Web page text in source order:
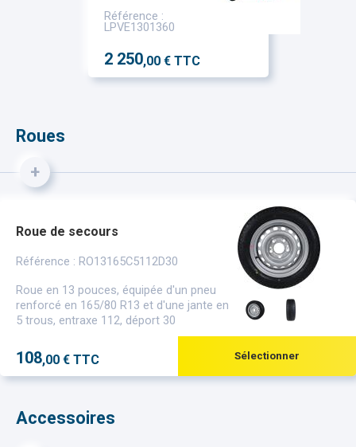
Référence :
LPVE1301360
2 250,00 € TTC
Roues
+
Roue de secours
Référence : RO13165C5112D30
Roue en 13 pouces, équipée d'un pneu
renforcé en 165/80 R13 et d'une jante en
5 trous, entraxe 112, déport 30
108,00 € TTC Sélectionner
Accessoires